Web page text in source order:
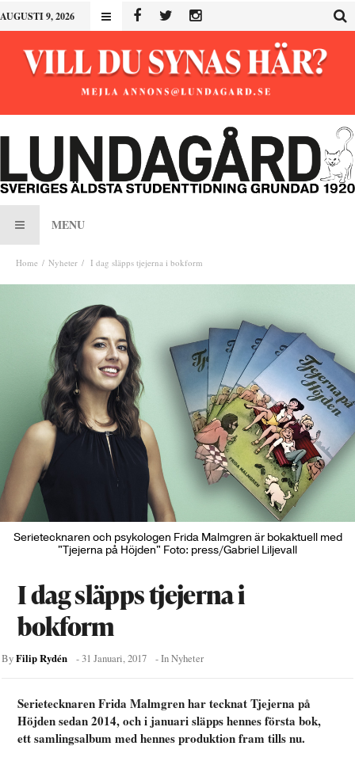
AUGUSTI 9, 2026
MENU
Home Nyheter I dag släpps tjejerna i bokform
Serietecknaren och psykologen Frida Malmgren är bokaktuell med
"Tjejerna på Höjden" Foto: press/Gabriel Liljevall
I dag släpps tjejerna i
bokform
ByFilip Rydén -31 Januari, 2017 - InNyheter
Serietecknaren Frida Malmgren har tecknat Tjejerna på
Höjden sedan 2014, och i januari släpps hennes första bok,
ett samlingsalbum med hennes produktion fram tills nu.